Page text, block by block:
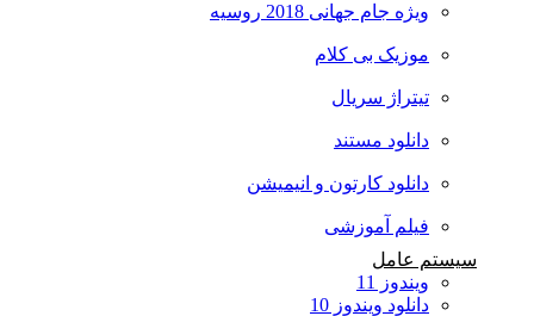
ویژه جام جهانی 2018 روسیه
موزیک بی کلام
تیتراژ سریال
دانلود مستند
دانلود کارتون و انیمیشن
فیلم آموزشی
سیستم عامل
ویندوز 11
دانلود ویندوز 10